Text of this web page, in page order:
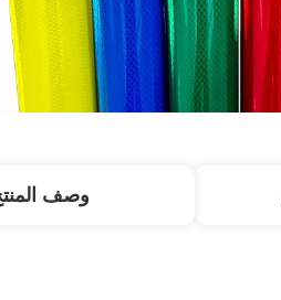
وصف